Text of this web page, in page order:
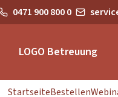
0471 900 800 0
StartseiteBestellen
LOGO Betreuung